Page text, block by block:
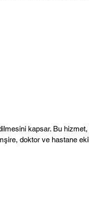
kapsar. Bu hizmet,
doktor ve hastane